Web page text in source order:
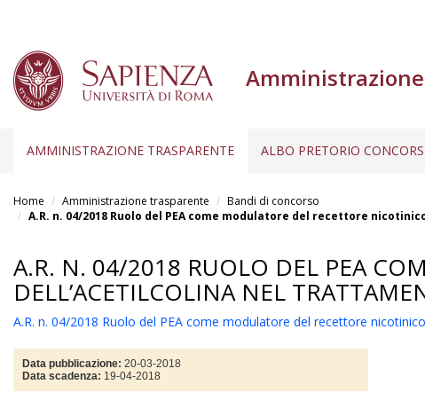
contenuto
AMMINISTRAZIONE TRASPARENTE ALBO PRETORIO
Home Amministrazione trasparente
Bandi di concorso
A.R. n. 04/2018 Ruolo del PEA come modulatore del recettore
A.R. N. 04/2018 RUOLO DEL PEA
DELL’ACETILCOLINA NEL
A.R. n. 04/2018 Ruolo del PEA come modulatore del recettore
Data pubblicazione: 20-03-2018
Data scadenza: 19-04-2018